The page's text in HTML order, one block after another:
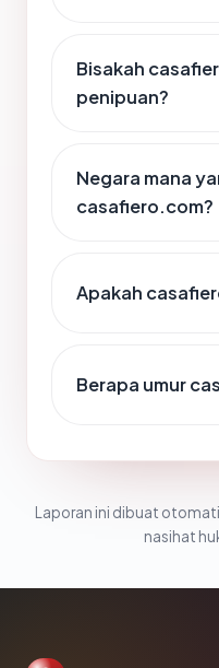
Bisakah
penipuan?
Negara mana
casafiero.com?
Apakah
Berapa umur
Laporan ini dibuat
nasihat